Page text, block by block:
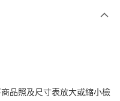
品照及尺寸表放大或縮小檢